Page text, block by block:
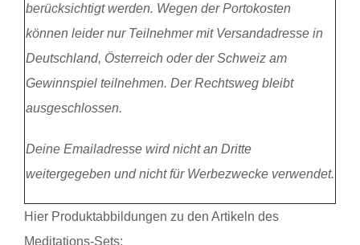
berücksichtigt werden. Wegen der Portokosten
können leider nur Teilnehmer mit Versandadresse in
Deutschland, Österreich oder der Schweiz am
Gewinnspiel teilnehmen. Der Rechtsweg bleibt
ausgeschlossen.
Deine Emailadresse wird nicht an Dritte
weitergegeben und nicht für Werbezwecke verwendet.
Hier Produktabbildungen zu den Artikeln des
Meditations-Sets: